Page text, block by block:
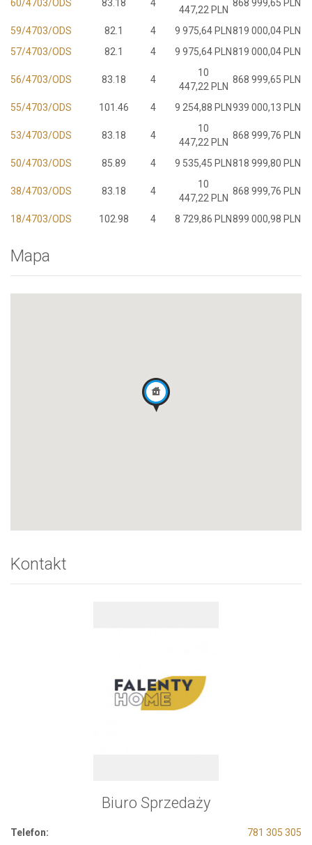
60/4703/ODS 83.18 4
447,22 PLN
868 999,65 PLN
59/4703/ODS 82.1 4 9 975,64 PLN819 000,04 PLN
57/4703/ODS
82.1 4 9 975,64 PLN819 000,04 PLN
56/4703/ODS 83.18 4
10
447,22 PLN
868 999,65 PLN
55/4703/ODS 101.46 4 9 254,88 PLN939 000,13 PLN
53/4703/ODS 83.18 4
10
447,22 PLN
868 999,76 PLN
50/4703/ODS 85.89 4 9 535,45 PLN818 999,80 PLN
38/4703/ODS 83.18 4
10
447,22 PLN
868 999,76 PLN
18/4703/ODS 102.98 4 8 729,86 PLN899 000,98 PLN
Mapa
Kontakt
Biuro Sprzedaży
Telefon:
781 305 305